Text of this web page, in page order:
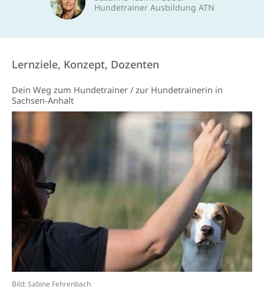
Hundetrainer Ausbildung ATN
Lernziele, Konzept, Dozenten
Dein Weg zum Hundetrainer / zur Hundetrainerin in
Sachsen-Anhalt
Bild: Sabine Fehrenbach